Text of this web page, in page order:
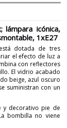
icónica,
1xE27
dotada de tres
el efecto de luz a
con reflectores
El vidrio acabado
beige, azul oscuro
suministran con un
y decorativo pie de
bombilla no viene